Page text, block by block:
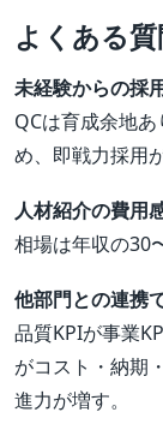
よくある質
未経験からの採
QCは育成余地
め、即戦力採用
人材紹介の費用
相場は年収の30
他部門との連携
品質KPIが事業
がコスト・納期
進力が増す。